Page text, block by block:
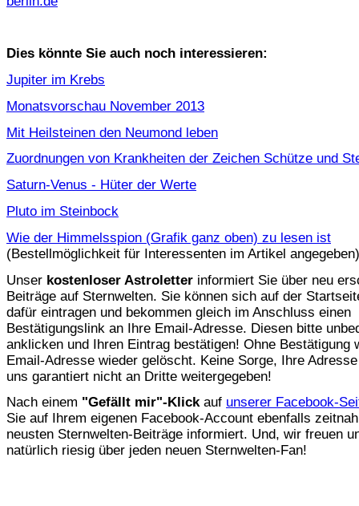
Dies könnte Sie auch noch interessieren:
Jupiter im Krebs
Monatsvorschau November 2013
Mit Heilsteinen den Neumond leben
Zuordnungen von Krankheiten der Zeichen Schütze und
Saturn-Venus - Hüter der Werte
Pluto im Steinbock
Wie der Himmelsspion (Grafik ganz oben) zu lesen ist
(Bestellmöglichkeit für Interessenten im Artikel angegeben)
Unser kostenloser Astroletter informiert Sie über neu
Beiträge auf Sternwelten. Sie können sich auf der
dafür eintragen und bekommen gleich im Anschluss einen
Bestätigungslink an Ihre Email-Adresse. Diesen bitte
anklicken und Ihren Eintrag bestätigen! Ohne Bestätigung
Email-Adresse wieder gelöscht. Keine Sorge, Ihre
uns garantiert nicht an Dritte weitergegeben!
Nach einem "Gefällt mir"-Klickauf unserer Facebook-
Sie auf Ihrem eigenen Facebook-Account ebenfalls
neusten Sternwelten-Beiträge informiert. Und, wir freuen
natürlich riesig über jeden neuen Sternwelten-Fan!